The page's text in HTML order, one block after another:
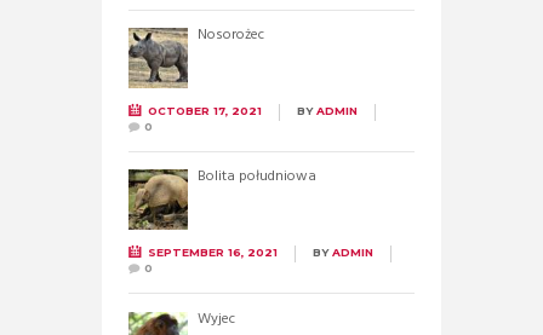
Nosorożec
OCTOBER 17, 2021 BYADMIN
0
Bolita południowa
SEPTEMBER 16, 2021 BYADMIN
0
Wyjec